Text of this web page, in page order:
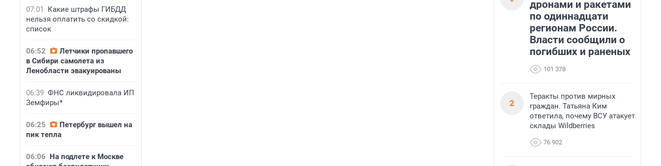
07:01
Какие штрафы ГИБДД
нельзя оплатить со скидкой:
список
06:52
Летчики пропавшего
в Сибири самолета из
Ленобласти эвакуированы
06:39 ФНС ликвидировала ИП
Земфиры*
06:25
Петербург вышел на
пик тепла
06:06 На подлете к Москве
дронами и ракетами
по одиннадцати
регионам России.
Власти сообщили о
погибших и раненых
101 378
2
Теракты против мирных
граждан. Татьяна Ким
ответила, почему ВСУ атакует
склады Wildberries
76 902